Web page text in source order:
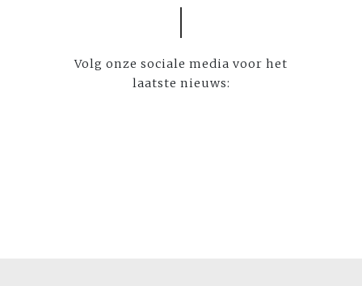
Volg onze sociale media voor het
laatste nieuws: